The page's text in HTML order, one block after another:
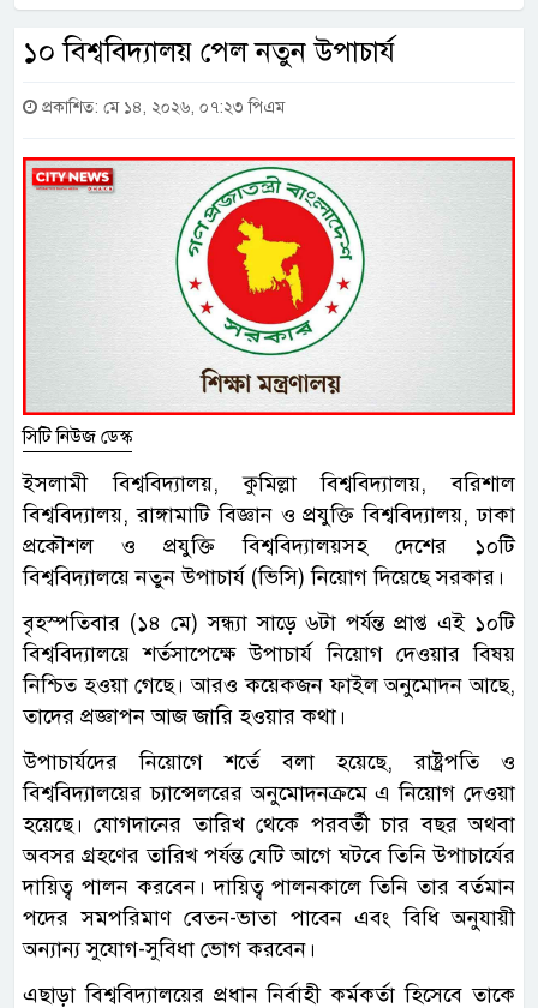
১০ বিশ্ববিদ্যালয় পেল নতুন উপাচার্য
প্রকাশিত: মে ১৪, ২০২৬, ০৭:২৩ পিএম
সিটি নিউজ ডেস্ক
ইসলামী বিশ্ববিদ্যালয়, কুমিল্লা বিশ্ববিদ্যালয়, বরিশাল
বিশ্ববিদ্যালয়, রাঙ্গামাটি বিজ্ঞান ও প্রযুক্তি বিশ্ববিদ্যালয়, ঢাকা
প্রকৌশল ও প্রযুক্তি বিশ্ববিদ্যালয়সহ দেশের ১০টি
বিশ্ববিদ্যালয়ে নতুন উপাচার্য (ভিসি) নিয়োগ দিয়েছে সরকার।
বৃহস্পতিবার (১৪ মে) সন্ধ্যা সাড়ে ৬টা পর্যন্ত প্রাপ্ত এই ১০টি
বিশ্ববিদ্যালয়ে শর্তসাপেক্ষে উপাচার্য নিয়োগ দেওয়ার বিষয়
নিশ্চিত হওয়া গেছে। আরও কয়েকজন ফাইল অনুমোদন আছে,
তাদের প্রজ্ঞাপন আজ জারি হওয়ার কথা।
উপাচার্যদের নিয়োগে শর্তে বলা হয়েছে, রাষ্ট্রপতি ও
বিশ্ববিদ্যালয়ের চ্যান্সেলরের অনুমোদনক্রমে এ নিয়োগ দেওয়া
হয়েছে। যোগদানের তারিখ থেকে পরবর্তী চার বছর অথবা
অবসর গ্রহণের তারিখ পর্যন্ত যেটি আগে ঘটবে তিনি উপাচার্যের
দায়িত্ব পালন করবেন। দায়িত্ব পালনকালে তিনি তার বর্তমান
পদের সমপরিমাণ বেতন-ভাতা পাবেন এবং বিধি অনুযায়ী
অন্যান্য সুযোগ-সুবিধা ভোগ করবেন।
এছাড়া বিশ্ববিদ্যালয়ের প্রধান নির্বাহী কর্মকর্তা হিসেবে তাকে